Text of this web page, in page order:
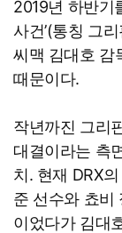
2019년 하반기
사건’(통칭 그
씨맥 김대호 감
때문이다.
작년까진 그리
대결이라는 측
치. 현재 DRX
준 선수와 쵸비
이었다가 김대